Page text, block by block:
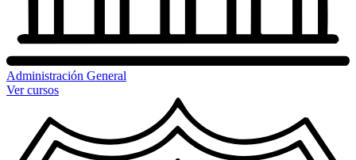
Administración General
Ver cursos